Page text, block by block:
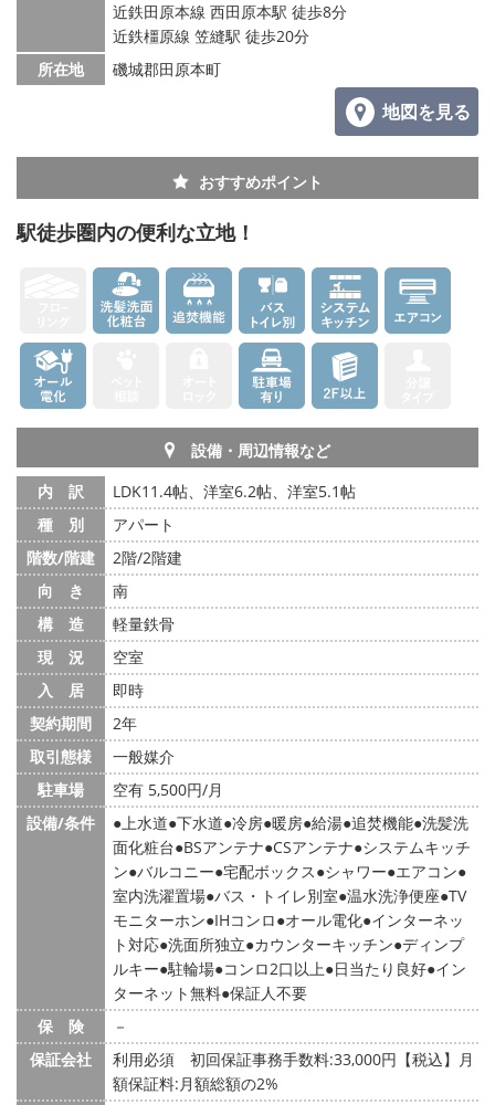
メールでお問い合わせ
近鉄田原本線 西田原本駅 徒歩8分
近鉄橿原線 笠縫駅 徒歩20分
所在地
磯城郡田原本町
地図を見る
おすすめポイント
駅徒歩圏内の便利な立地！
設備・周辺情報など
内 訳
LDK11.4帖、洋室6.2帖、洋室5.1帖
種 別
アパート
階数/階建
2階/2階建
向 き
南
構 造
軽量鉄骨
現 況
空室
入 居
即時
契約期間
2年
取引態様
一般媒介
駐車場
空有 5,500円/月
設備/条件
上水道 下水道 冷房 暖房 給湯 追焚機能 洗髪洗
面化粧台 BSアンテナ CSアンテナ システムキッチ
ン バルコニー 宅配ボックス シャワー エアコン
室内洗濯置場 バス・トイレ別室 温水洗浄便座 TV
モニターホン IHコンロ オール電化 インターネッ
ト対応 洗面所独立 カウンターキッチン ディンプ
ルキー 駐輪場 コンロ2口以上 日当たり良好 イン
ターネット無料 保証人不要
保 険
－
保証会社
利用必須 初回保証事務手数料:33,000円【税込】月
額保証料:月額総額の2%